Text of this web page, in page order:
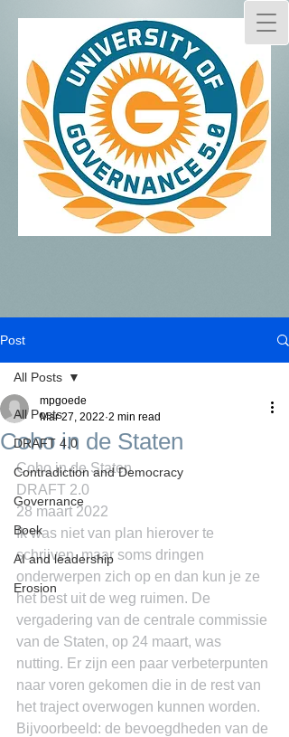
Post
All Posts
DRAFT 4.0
Contradiction and Democracy
Governance
Boek
AI and leadership
Erosion
All Posts
Coho in de Staten
mpgoede
Mar 27, 2022 2 min read
Coho in de Staten
DRAFT 2.0
28 maart 2022
Ik was niet van plan hierover te
schrijven, maar soms dringen
onderwerpen zich op en dan kun je ze
het best uit de weg ruimen. De
vergadering van de centrale commissie
van de Staten, op 24 maart, was
nutting. Er zijn een paar verbeterpunten
naar voren gekomen die in de rest van
het traject overwogen kunnen worden.
Bijvoorbeeld: de bevoegdheden van de